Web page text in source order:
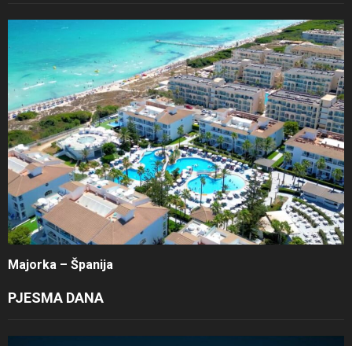
Majorka – Španija
PJESMA DANA